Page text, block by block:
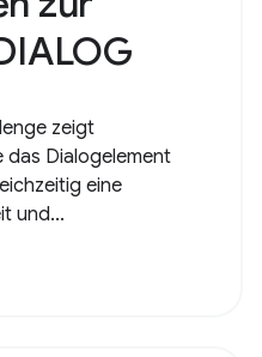
zeigt
das Dialogelement
eine
und...